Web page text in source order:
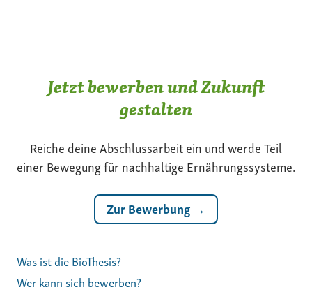
Jetzt bewerben und Zukunft
gestalten
Reiche deine Abschlussarbeit ein und werde Teil
einer Bewegung für nachhaltige Ernährungssysteme.
Zur Bewerbung →
Was ist die BioThesis?
Wer kann sich bewerben?